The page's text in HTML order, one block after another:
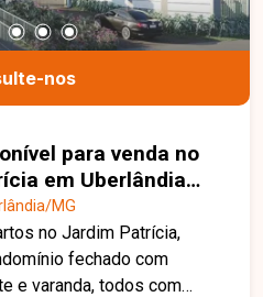
pelo telefone ou
ou, se preferir, venha
nos
para venda no
em Uberlândia-
MG
no Jardim Patrícia,
fechado com
e varanda, todos com